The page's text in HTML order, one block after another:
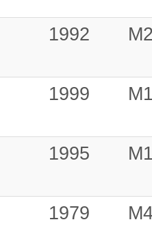
1992
1999
1995
1979